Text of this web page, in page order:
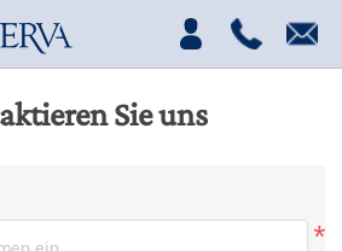
Sie uns
*